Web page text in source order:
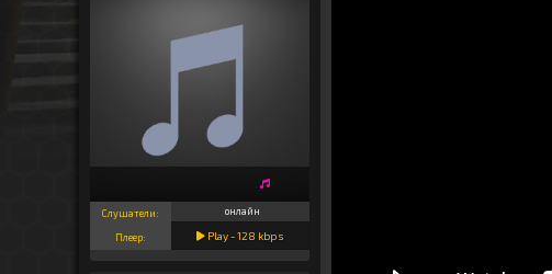
Слушатели: онлайн
Плеер: Play -128 kbps